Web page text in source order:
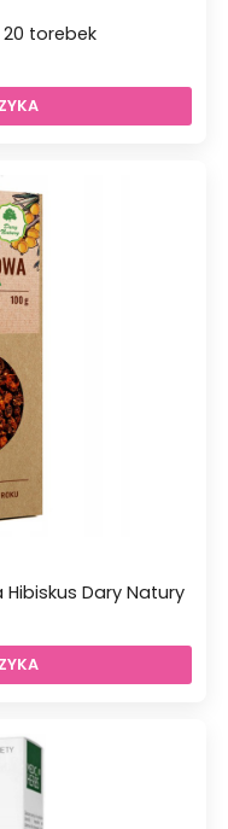
20 torebek
Dary Natury